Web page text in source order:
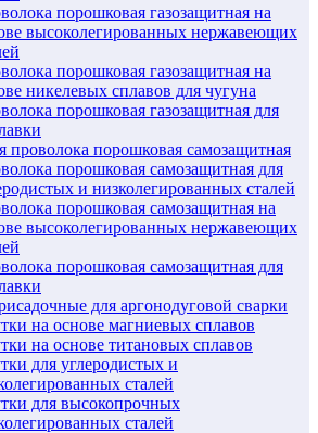
порошковая газозащитная на
высоколегированных нержавеющих
порошковая газозащитная на
никелевых сплавов для чугуна
порошковая газозащитная для
проволока порошковая самозащитная
порошковая самозащитная для
и низколегированных сталей
порошковая самозащитная на
высоколегированных нержавеющих
порошковая самозащитная для
для аргонодуговой сварки
на основе магниевых сплавов
на основе титановых сплавов
для углеродистых и
сталей
для высокопрочных
сталей